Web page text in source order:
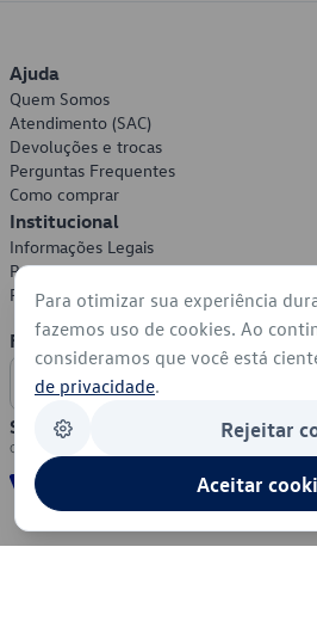
Ajuda
Quem Somos
Atendimento (SAC)
Devoluções e trocas
Perguntas Frequentes
Como comprar
Institucional
Informações Legais
Política de Privacidade
Política de Cookies
Formas de Pagamento
Segurança
Para otimizar sua experiência
fazemos uso de cookies. Ao
consideramos que você está
de privacidade.
Rejeitar
Aceitar